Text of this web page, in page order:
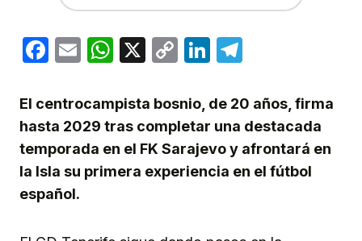
Facebook
EmailWhatsApp
X
CopyLinkedIn
El centrocampista bosnio, de 20 años, firma
hasta 2029 tras completar una destacada
temporada en el FK Sarajevo y afrontará en
la Isla su primera experiencia en el fútbol
español.